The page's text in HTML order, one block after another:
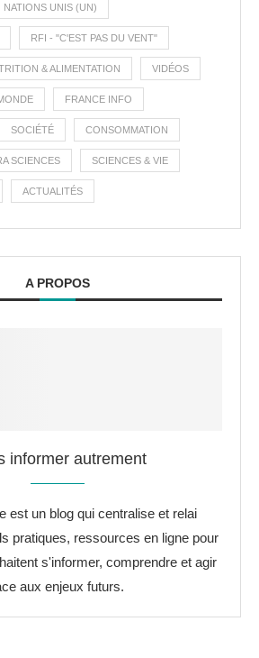
NATIONS UNIS (UN)
RFI - "C'EST PAS DU VENT"
& ALIMENTATION VIDÉOS
FRANCE INFO
SOCIÉTÉ CONSOMMATION
SCIENCES SCIENCES & VIE
ACTUALITÉS
A PROPOS
informer autrement
est un blog qui centralise et relai
pratiques, ressources en ligne pour
s'informer, comprendre et agir
aux enjeux futurs.